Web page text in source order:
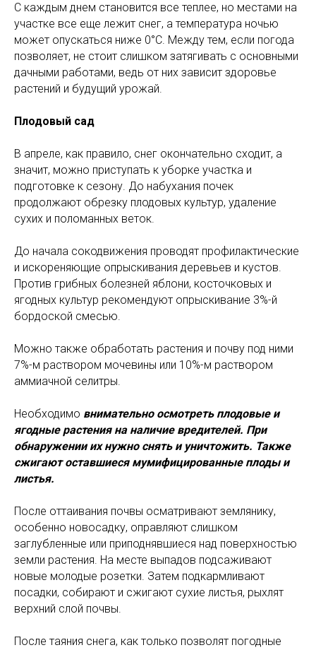
С каждым днем становится все теплее, но местами на
участке все еще лежит снег, а температура ночью
может опускаться ниже 0°C. Между тем, если погода
позволяет, не стоит слишком затягивать с основными
дачными работами, ведь от них зависит здоровье
растений и будущий урожай.
Плодовый сад
В апреле, как правило, снег окончательно сходит, а
значит, можно приступать к уборке участка и
подготовке к сезону. До набухания почек
продолжают обрезку плодовых культур, удаление
сухих и поломанных веток.
До начала сокодвижения проводят профилактические
и искореняющие опрыскивания деревьев и кустов.
Против грибных болезней яблони, косточковых и
ягодных культур рекомендуют опрыскивание 3%-й
бордоской смесью.
Можно также обработать растения и почву под ними
7%-м раствором мочевины или 10%-м раствором
аммиачной селитры.
Необходимо внимательно осмотреть плодовые и
ягодные растения на наличие вредителей. При
обнаружении их нужно снять и уничтожить. Также
сжигают оставшиеся мумифицированные плоды и
листья.
После оттаивания почвы осматривают землянику,
особенно новосадку, оправляют слишком
заглубленные или приподнявшиеся над поверхностью
земли растения. На месте выпадов подсаживают
новые молодые розетки. Затем подкармливают
посадки, собирают и сжигают сухие листья, рыхлят
верхний слой почвы.
После таяния снега, как только позволят погодные